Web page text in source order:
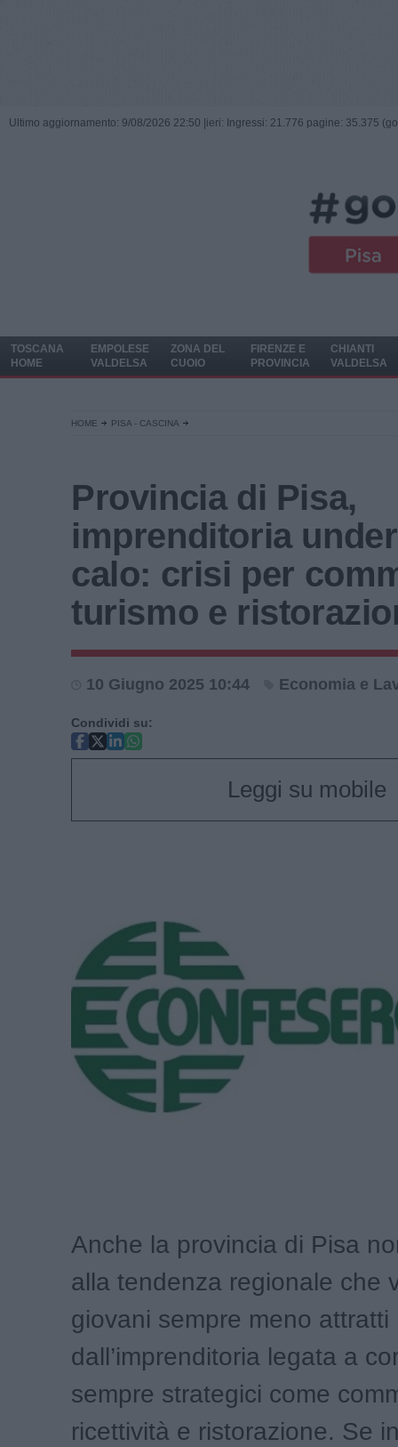
Ultimo aggiornamento: 9/08/2026 22:50 | ieri: Ingressi: 21.776 pagine: 35.375
TOSCANA
HOME
EMPOLESE
VALDELSA
ZONA DEL
CUOIO
FIRENZE E
PROVINCIA
CHIANTI
VALDELSA
HOME PISA - CASCINA
Provincia di Pisa,
imprenditoria
calo: crisi per
turismo e
10 Giugno 2025 10:44 Economia e
Condividi su:
Leggi su mobile
Anche la provincia di Pisa
alla tendenza regionale che
giovani sempre meno attratti
dall’imprenditoria legata a
sempre strategici come
ricettività e ristorazione. Se